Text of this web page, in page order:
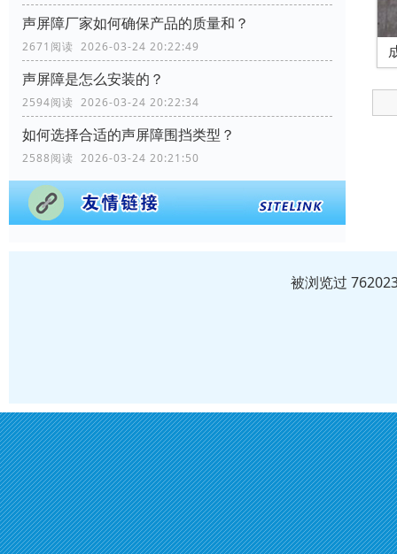
声屏障厂家如何确保产品的质量和？
2671阅读 2026-03-24 20:22:49
声屏障是怎么安装的？
2594阅读 2026-03-24 20:22:34
如何选择合适的声屏障围挡类型？
2588阅读 2026-03-24 20:21:50
被浏览过